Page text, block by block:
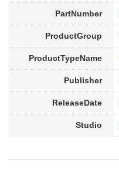
PartNumber
ProductGroup
ProductTypeName
Publisher
ReleaseDate
Studio